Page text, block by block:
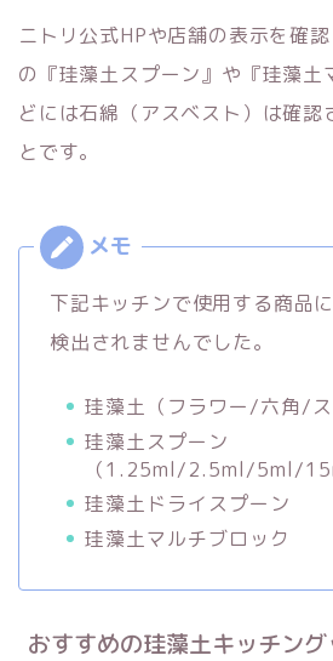
ニトリ公式HPや店舗の表示を確
の『珪藻土スプーン』や『珪藻土
どには石綿（アスベスト）は確認
とです。
下記キッチンで使用する商品
検出されませんでした。
珪藻土（フラワー/六角/ス
珪藻土スプーン
（1.25ml/2.5ml/5ml/
珪藻土ドライスプーン
珪藻土マルチブロック
おすすめの珪藻土キッチン